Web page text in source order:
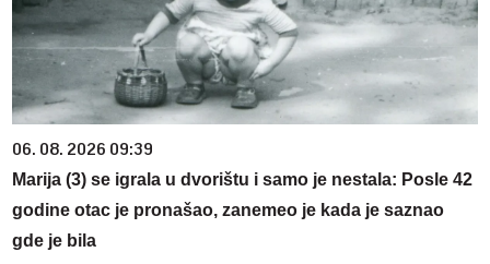
06. 08. 2026 09:39
Marija (3) se igrala u dvorištu i samo je nestala: Posle 42
godine otac je pronašao, zanemeo je kada je saznao
gde je bila